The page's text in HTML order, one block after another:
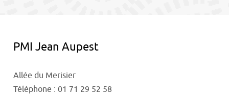
PMI Jean Aupest
Allée du Merisier
Téléphone : 01 71 29 52 58